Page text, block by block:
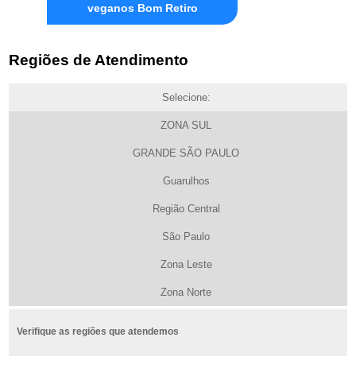
veganos Bom Retiro
Regiões de Atendimento
Selecione:
ZONA SUL
GRANDE SÃO PAULO
Guarulhos
Região Central
São Paulo
Zona Leste
Zona Norte
Verifique as regiões que atendemos